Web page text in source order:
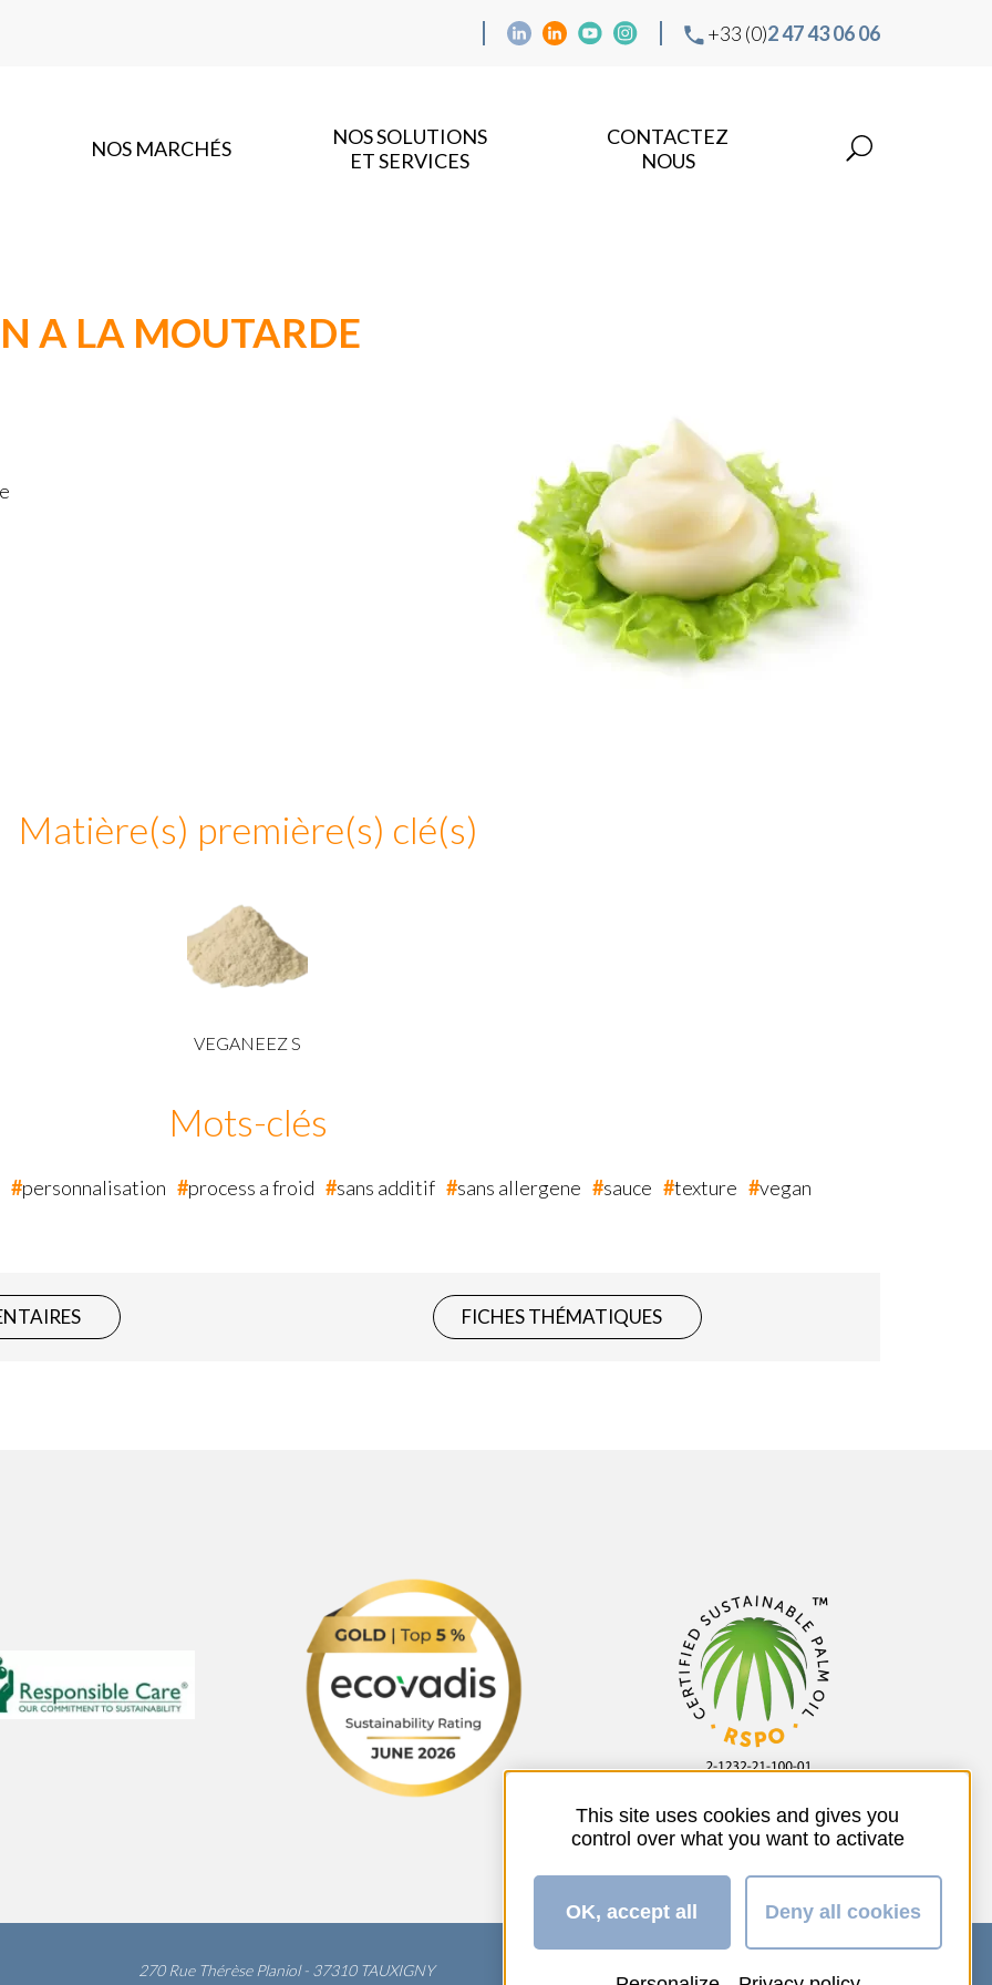
+33 (0)2 47 43 06 06
NOS MARCHÉS
NOS SOLUTIONS
ET SERVICES
CONTACTEZ
NOUS
A LA MOUTARDE
Matière(s) première(s) clé(s)
VEGANEEZ S
Mots-clés
personnalisation process a froid sans additif sans allergene sauce texture vegan
FICHES THÉMATIQUES
270 Rue Thérèse Planiol - 37310 TAUXIGNY
This site uses cookies and gives you
control over what you want to activate
OK, accept all Deny all cookies